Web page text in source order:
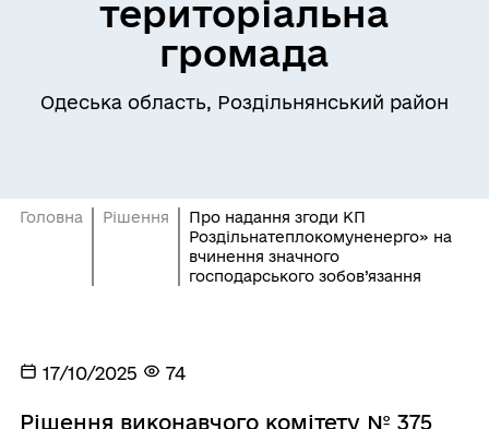
територіальна
громада
Одеська область, Роздільнянський район
Головна Рішення
Про надання згоди КП
Роздільнатеплокомуненерго» на
вчинення значного
господарського зобов’язання
17/10/2025 74
Рішення виконавчого комітету № 375